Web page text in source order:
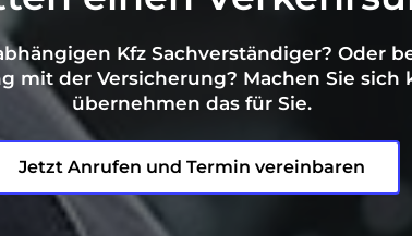
Kfz Sachverständiger? Oder
mit der Versicherung? Machen Sie sich
übernehmen das für Sie.
Jetzt Anrufen und Termin vereinbaren